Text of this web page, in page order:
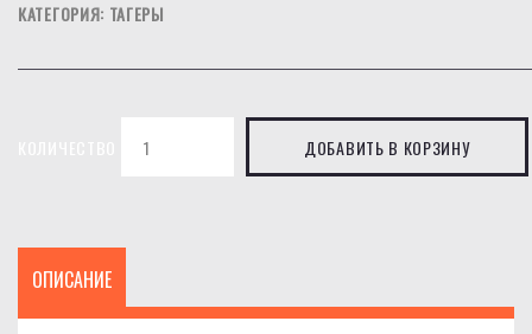
КАТЕГОРИЯ: ТАГЕРЫ
ДОБАВИТЬ В КОРЗИНУ
ОПИСАНИЕ